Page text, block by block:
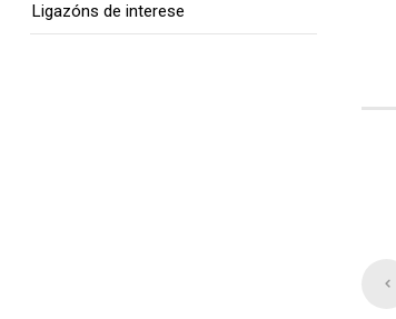
Ligazóns de interese